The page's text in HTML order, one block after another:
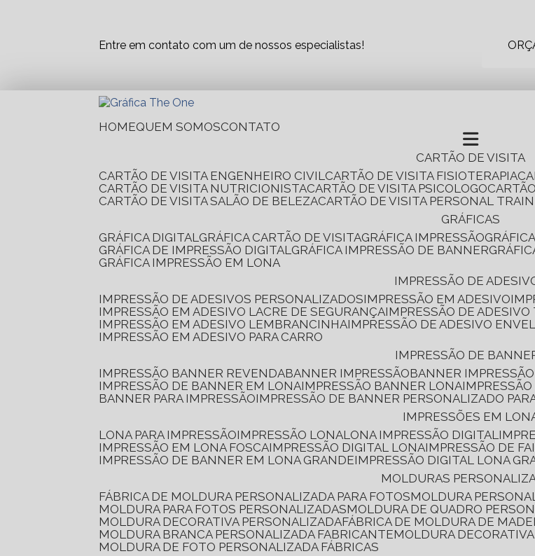
Entre em contato com um de nossos especialistas!
HOME QUEM SOMOS CONTATO
CARTÃO DE VISITA
CARTÃO DE VISITA ENGENHEIRO CIVIL CARTÃO DE VISITA FISIOTERAPIA
CARTÃO DE VISITA NUTRICIONISTA CARTÃO DE VISITA PSICOLOGO
CARTÃO DE VISITA SALÃO DE BELEZA CARTÃO DE VISITA PERSONAL
GRÁFICAS
GRÁFICA DIGITAL
GRÁFICA CARTÃO DE VISITA GRÁFICA IMPRESSÃO
GRÁFICA DE IMPRESSÃO DIGITAL
GRÁFICA IMPRESSÃO DE BANNER
GRÁFICA IMPRESSÃO EM LONA
IMPRESSÃO DE
IMPRESSÃO DE ADESIVOS PERSONALIZADOS IMPRESSÃO EM ADESIVO
IMPRESSÃO EM ADESIVO LACRE DE SEGURANÇA IMPRESSÃO DE
IMPRESSÃO EM ADESIVO LEMBRANCINHA IMPRESSÃO DE ADESIVO
IMPRESSÃO EM ADESIVO PARA CARRO
IMPRESSÃO DE
IMPRESSÃO BANNER REVENDA
BANNER IMPRESSÃO BANNER
IMPRESSÃO DE BANNER EM LONA IMPRESSÃO BANNER LONA
BANNER PARA IMPRESSÃO IMPRESSÃO DE BANNER PERSONALIZADO
IMPRESSÕES EM
LONA PARA IMPRESSÃO IMPRESSÃO LONA LONA IMPRESSÃO DIGITAL
IMPRESSÃO EM LONA FOSCA IMPRESSÃO DIGITAL LONA IMPRESSÃO DE
IMPRESSÃO DE BANNER EM LONA GRANDE IMPRESSÃO DIGITAL LONA
MOLDURAS
FÁBRICA DE MOLDURA PERSONALIZADA PARA FOTOS
MOLDURA
MOLDURA PARA FOTOS PERSONALIZADAS
MOLDURA DE QUADRO
MOLDURA DECORATIVA PERSONALIZADA FÁBRICA DE MOLDURA DE
MOLDURA BRANCA PERSONALIZADA FABRICANTE
MOLDURA
MOLDURA DE FOTO PERSONALIZADA FÁBRICAS